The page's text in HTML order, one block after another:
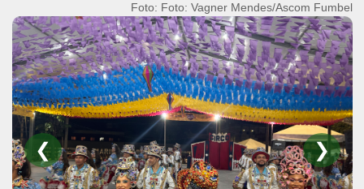
Foto: Foto: Vagner Mendes/Ascom Fumbel
❮ ❯